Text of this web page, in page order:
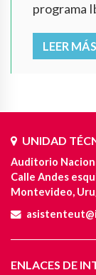
programa
LEER MÁS
UNIDAD
Auditorio
Calle Andes
Montevideo,
ENLACES DE